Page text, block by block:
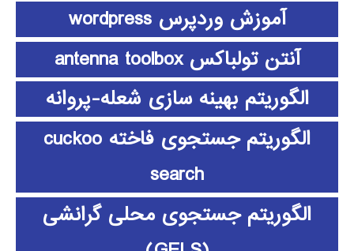
آموزش وردپرس wordpress
آنتن تولباکس antenna toolbox
الگوریتم بهینه سازی شعله-پروانه
الگوریتم جستجوی فاخته cuckoo
search
الگوریتم جستجوی محلی گرانشی